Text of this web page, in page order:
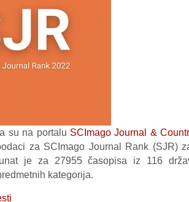
su na portalu SCImago Journal &
za SCImago Journal Rank (SJR)
je za 27955 časopisa iz 116
kategorija.